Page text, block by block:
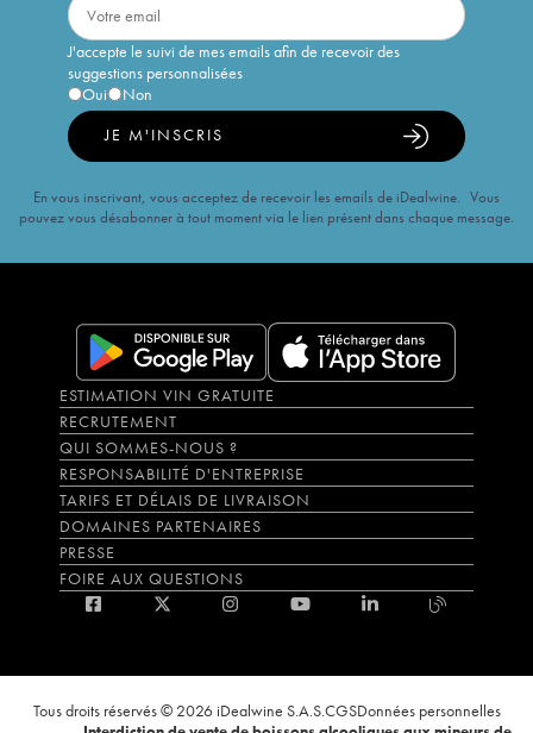
J'accepte le suivi de mes emails afin de recevoir des
suggestions personnalisées
Oui
Non
JE M'INSCRIS
En vous inscrivant, vous acceptez de recevoir les emails de iDealwine. Vous
pouvez vous désabonner à tout moment via le lien présent dans chaque message.
ESTIMATION VIN GRATUITE
RECRUTEMENT
QUI SOMMES-NOUS ?
RESPONSABILITÉ D'ENTREPRISE
TARIFS ET DÉLAIS DE LIVRAISON
DOMAINES PARTENAIRES
PRESSE
FOIRE AUX QUESTIONS
Tous droits réservés © 2026 iDealwine S.A.S.CGSDonnées personnelles